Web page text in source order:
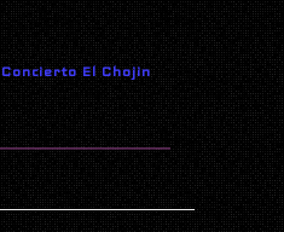
Concierto El Chojin